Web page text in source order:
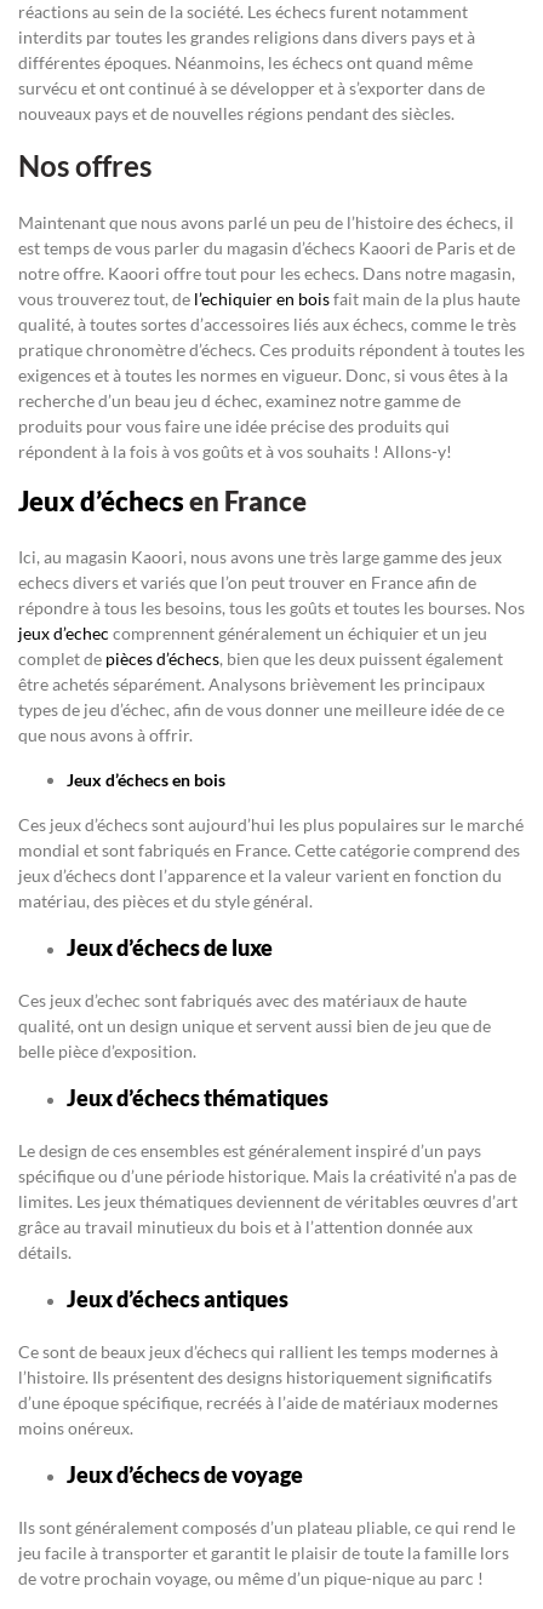
réactions au sein de la société. Les échecs furent notamment
interdits par toutes les grandes religions dans divers pays et à
différentes époques. Néanmoins, les échecs ont quand même
survécu et ont continué à se développer et à s’exporter dans de
nouveaux pays et de nouvelles régions pendant des siècles.
Nos offres
Maintenant que nous avons parlé un peu de l’histoire des échecs, il
est temps de vous parler du magasin d’échecs Kaoori de Paris et de
notre offre. Kaoori offre tout pour les echecs. Dans notre magasin,
vous trouverez tout, de l’echiquier en boisfait main de la plus haute
qualité, à toutes sortes d’accessoires liés aux échecs, comme le très
pratique chronomètre d’échecs. Ces produits répondent à toutes les
exigences et à toutes les normes en vigueur. Donc, si vous êtes à la
recherche d’un beau jeu d échec, examinez notre gamme de
produits pour vous faire une idée précise des produits qui
répondent à la fois à vos goûts et à vos souhaits ! Allons-y!
Jeux d’échecsen France
Ici, au magasin Kaoori, nous avons une très large gamme des jeux
echecs divers et variés que l’on peut trouver en France afin de
répondre à tous les besoins, tous les goûts et toutes les bourses. Nos
jeux d’echec comprennent généralement un échiquier et un jeu
complet de pièces d’échecs, bien que les deux puissent également
être achetés séparément. Analysons brièvement les principaux
types de jeu d’échec, afin de vous donner une meilleure idée de ce
que nous avons à offrir.
Jeux d’échecs en bois
Ces jeux d’échecs sont aujourd’hui les plus populaires sur le marché
mondial et sont fabriqués en France. Cette catégorie comprend des
jeux d’échecs dont l’apparence et la valeur varient en fonction du
matériau, des pièces et du style général.
Jeux d’échecs de luxe
Ces jeux d’echec sont fabriqués avec des matériaux de haute
qualité, ont un design unique et servent aussi bien de jeu que de
belle pièce d’exposition.
Jeux d’échecs thématiques
Le design de ces ensembles est généralement inspiré d’un pays
spécifique ou d’une période historique. Mais la créativité n’a pas de
limites. Les jeux thématiques deviennent de véritables œuvres d’art
grâce au travail minutieux du bois et à l’attention donnée aux
détails.
Jeux d’échecs antiques
Ce sont de beaux jeux d’échecs qui rallient les temps modernes à
l’histoire. Ils présentent des designs historiquement significatifs
d’une époque spécifique, recréés à l’aide de matériaux modernes
moins onéreux.
Jeux d’échecs de voyage
Ils sont généralement composés d’un plateau pliable, ce qui rend le
jeu facile à transporter et garantit le plaisir de toute la famille lors
de votre prochain voyage, ou même d’un pique-nique au parc !